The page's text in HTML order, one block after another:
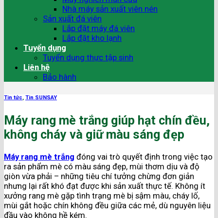
Nhà máy sản xuất viên nén
Sản xuất đá viên
Lắp đặt máy đá viên
Lắp đặt kho lạnh
Tuyển dụng
Tuyển dụng thực tập sinh
Liên hệ
Bảo hành
Tin tức, Tin SUNSAY
Máy rang mè trắng giúp hạt chín đều,
không cháy và giữ màu sáng đẹp
Máy rang mè trắng đóng vai trò quyết định trong việc tạo
ra sản phẩm mè có màu sáng đẹp, mùi thơm dịu và độ
giòn vừa phải – những tiêu chí tưởng chừng đơn giản
nhưng lại rất khó đạt được khi sản xuất thực tế. Không ít
xưởng rang mè gặp tình trạng mè bị sậm màu, cháy lố,
mùi gắt hoặc chín không đều giữa các mẻ, dù nguyên liệu
đầu vào không hề kém.